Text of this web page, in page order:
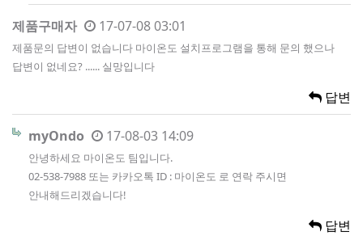
제품구매자 17-07-08 03:01
제품문의 답변이 없습니다 마이온도 설치프로그램을 통해 문의 했으나
답변이 없네요? ...... 실망입니다
답변
myOndo 17-08-03 14:09
안녕하세요 마이온도 팀입니다.
02-538-7988 또는 카카오톡 ID : 마이온도 로 연락 주시면
안내해드리겠습니다!
답변